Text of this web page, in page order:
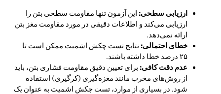
ارزیابی سطحی: این آزمون تنها مقاومت سطحی بتن را
ارزیابی می‌کند و اطلاعات دقیقی در مورد مقاومت مغز بتن
ارائه نمی‌دهد.
خطای احتمالی: نتایج تست چکش اشمیت ممکن است تا
۲۵ درصد خطا داشته باشند.
عدم دقت کافی: برای تعیین دقیق مقاومت فشاری بتن، باید
از روش‌های مخرب مانند مغزه‌گیری (کرگیری) استفاده
شود. در بسیاری از موارد، تست چکش اشمیت به عنوان یک